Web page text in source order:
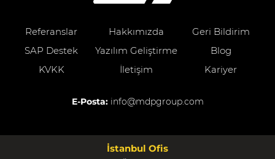
Referanslar Hakkımızda
Geri Bildirim
SAP Destek
Yazılım Geliştirme
Blog
KVKK
İletişim Kariyer
E-Posta: info@mdpgroup.com
İstanbul Ofis